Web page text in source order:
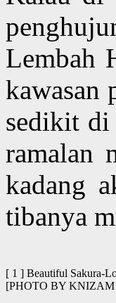
Lembah
kawasan
sedikit di
ramalan
kadang
tibanya
[ 1 ] Beautiful Sakura-
[PHOTO BY